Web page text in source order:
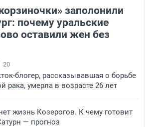
заполонили
почему уральские
оставили жен без
20
блогер, рассказывавшая о борьбе
рака, умерла в возрасте 26 лет
жизнь Козерогов. К чему готовит
— прогноз